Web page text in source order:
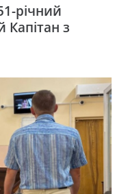
річний
Капітан з